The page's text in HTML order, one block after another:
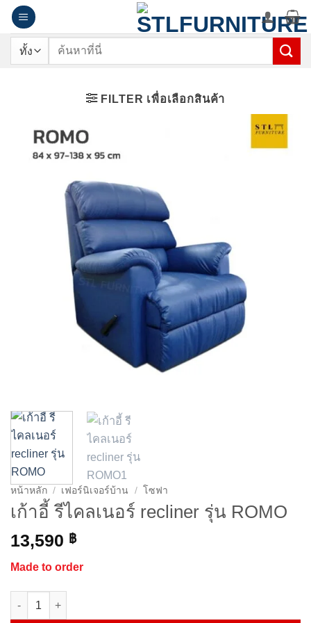
ข้าม
เนื้อหา
ค้นหา:
FILTER เพื่อเลือกสินค้า
หน้าหลัก / เฟอร์นิเจอร์บ้าน / โซฟา
เก้าอี้ รีไคลเนอร์ recliner รุ่น ROMO
13,590 ฿
Made to order